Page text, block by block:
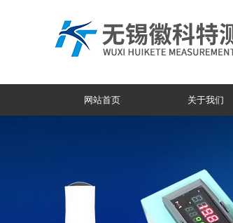
网站首页 关于我们